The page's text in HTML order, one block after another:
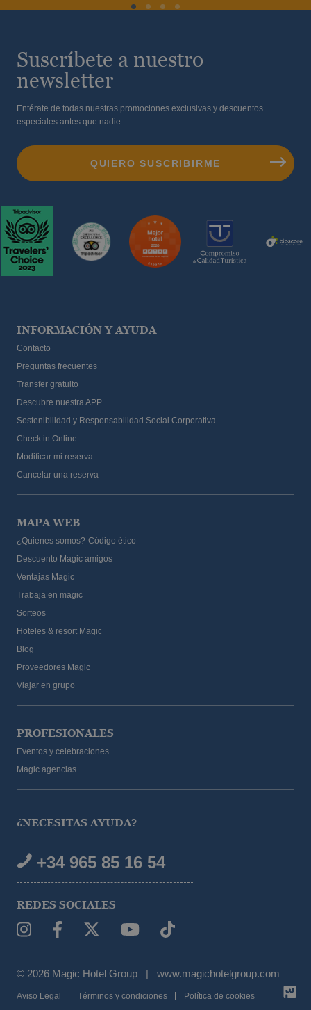
CONSULTA DISPONIBILIDAD
Suscríbete a nuestro
newsletter
Entérate de todas nuestras promociones exclusivas y descuentos
especiales antes que nadie.
INFORMACIÓN Y AYUDA
Contacto
Preguntas frecuentes
Transfer gratuito
Descubre nuestra APP
Sostenibilidad y Responsabilidad Social Corporativa
Check in Online
Modificar mi reserva
Cancelar una reserva
MAPA WEB
¿Quienes somos?-Código ético
Descuento Magic amigos
Ventajas Magic
Trabaja en magic
Sorteos
Hoteles & resort Magic
Blog
Proveedores Magic
Viajar en grupo
PROFESIONALES
Eventos y celebraciones
Magic agencias
¿NECESITAS AYUDA?
+34 965 85 16 54
REDES SOCIALES
© 2026 Magic Hotel Group | www.magichotelgroup.com
Aviso Legal Términos y condiciones Política de cookies